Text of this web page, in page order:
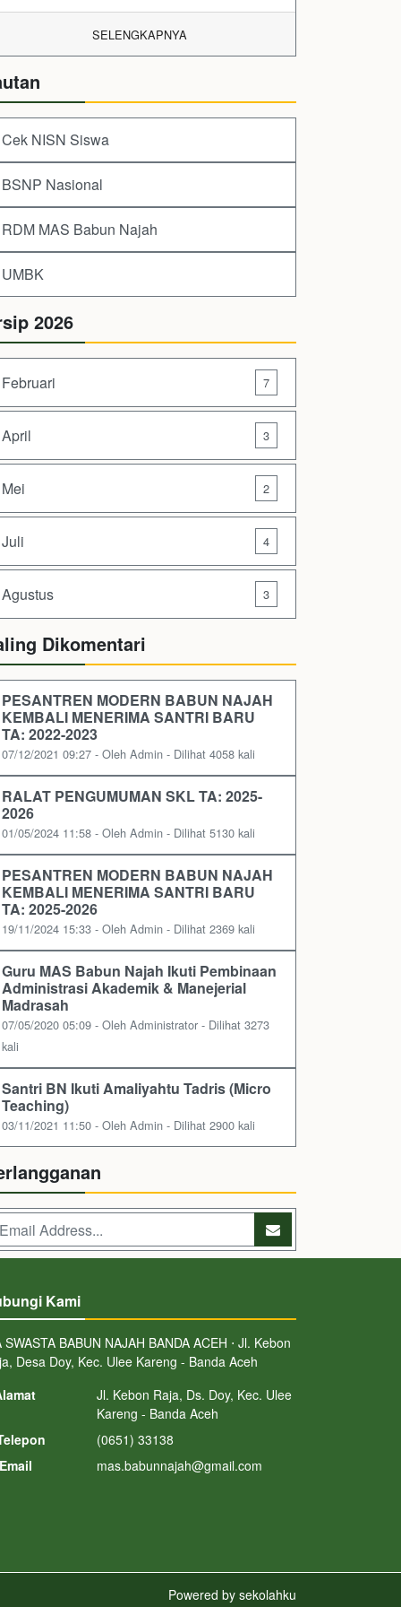
SELENGKAPNYA
Cek NISN Siswa
BSNP Nasional
RDM MAS Babun Najah
UMBK
2026
Februari 7
April 3
Mei 2
Juli 4
Agustus 3
Dikomentari
PESANTREN MODERN BABUN NAJAH
KEMBALI MENERIMA SANTRI BARU
TA: 2022-2023
07/12/2021 09:27 - Oleh Admin - Dilihat 4058 kali
RALAT PENGUMUMAN SKL TA: 2025-
2026
01/05/2024 11:58 - Oleh Admin - Dilihat 5130 kali
PESANTREN MODERN BABUN NAJAH
KEMBALI MENERIMA SANTRI BARU
TA: 2025-2026
19/11/2024 15:33 - Oleh Admin - Dilihat 2369 kali
Guru MAS Babun Najah Ikuti Pembinaan
Administrasi Akademik & Manejerial
Madrasah
07/05/2020 05:09 - Oleh Administrator - Dilihat 3273
kali
Santri BN Ikuti Amaliyahtu Tadris (Micro
Teaching)
03/11/2021 11:50 - Oleh Admin - Dilihat 2900 kali
Kami
SWASTA BABUN NAJAH BANDA ACEH ⋅ Jl. Kebon
Desa Doy, Kec. Ulee Kareng - Banda Aceh
Jl. Kebon Raja, Ds. Doy, Kec. Ulee
Kareng - Banda Aceh
(0651) 33138
mas.babunnajah@gmail.com
Powered by sekolahku